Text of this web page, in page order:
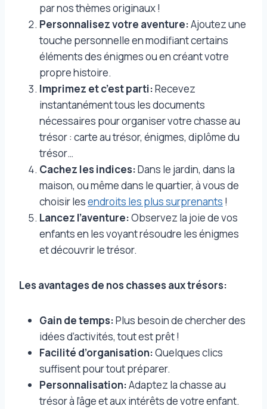
par nos thèmes originaux !
Personnalisez votre aventure:Ajoutez une
touche personnelle en modifiant certains
éléments des énigmes ou en créant votre
propre histoire.
Imprimez et c’est parti:Recevez
instantanément tous les documents
nécessaires pour organiser votre chasse au
trésor : carte au trésor, énigmes, diplôme du
trésor…
Cachez les indices:Dans le jardin, dans la
maison, ou même dans le quartier, à vous de
choisir lesendroits les plus surprenants !
Lancez l’aventure:Observez la joie de vos
enfants en les voyant résoudre les énigmes
et découvrir le trésor.
Les avantages de nos chasses aux trésors:
Gain de temps:Plus besoin de chercher des
idées d’activités, tout est prêt !
Facilité d’organisation:Quelques clics
suffisent pour tout préparer.
Personnalisation:Adaptez la chasse au
trésor à l’âge et aux intérêts de votre enfant.